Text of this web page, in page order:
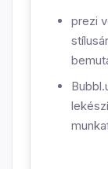
prezi